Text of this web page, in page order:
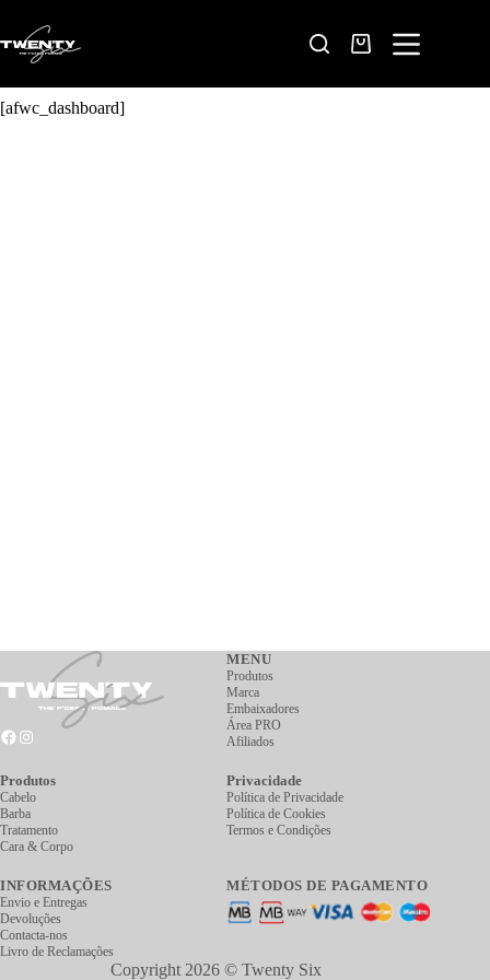
[afwc_dashboard]
MENU
Produtos
Marca
Embaixadores
Área PRO
Afiliados
Produtos
Cabelo
Barba
Tratamento
Cara & Corpo
Privacidade
Política de Privacidade
Política de Cookies
Termos e Condições
INFORMAÇÕES
Envio e Entregas
Devoluções
Contacta-nos
Livro de Reclamações
MÉTODOS DE PAGAMENTO
Copyright 2026 © Twenty Six